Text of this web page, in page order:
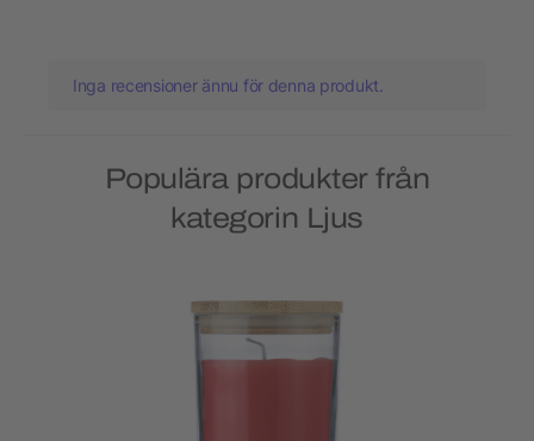
Inga recensioner ännu för denna produkt.
Populära produkter från
kategorin Ljus